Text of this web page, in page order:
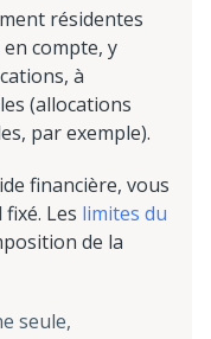
résidentes
compte, y
à
(allocations
par exemple).
financière, vous
Les limites du
de la
seule,